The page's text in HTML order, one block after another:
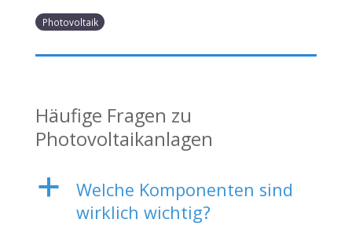
Photovoltaik
Häufige Fragen zu
Photovoltaikanlagen
a
Welche Komponenten sind
wirklich wichtig?